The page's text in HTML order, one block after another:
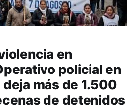
en
policial en
más de 1.500
de detenidos